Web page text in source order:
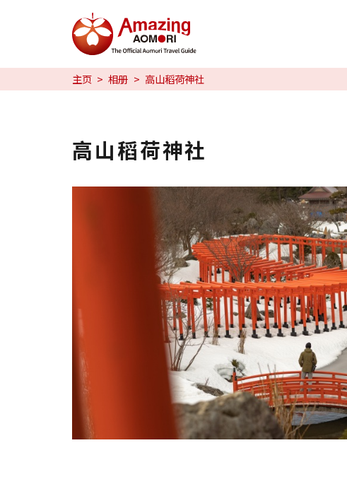
特辑
日本魅力
繁体中文
한국어
主页 相册 高山稻荷神社
高山稻荷神社